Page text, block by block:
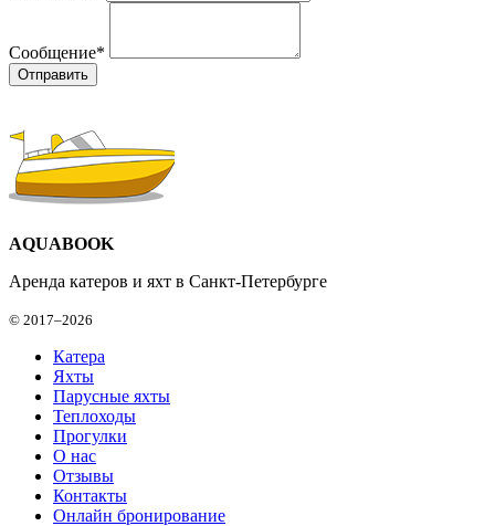
Сообщение*
AQUABOOK
Аренда катеров и яхт в Санкт-Петербурге
© 2017–2026
Катера
Яхты
Парусные яхты
Теплоходы
Прогулки
О нас
Отзывы
Контакты
Онлайн бронирование